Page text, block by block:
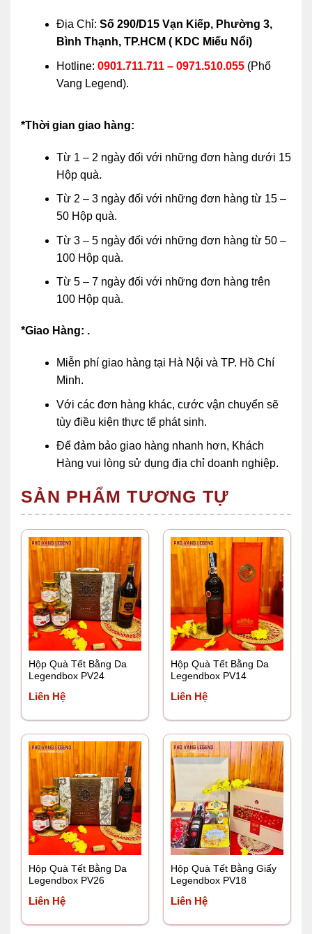
Địa Chỉ: Số 290/D15 Vạn Kiếp, Phường 3,
Bình Thạnh, TP.HCM ( KDC Miếu Nổi)
Hotline: 0901.711.711 – 0971.510.055(Phố
Vang Legend).
*Thời gian giao hàng:
Từ 1 – 2 ngày đối với những đơn hàng dưới 15
Hộp quà.
Từ 2 – 3 ngày đối với những đơn hàng từ 15 –
50 Hộp quà.
Từ 3 – 5 ngày đối với những đơn hàng từ 50 –
100 Hộp quà.
Từ 5 – 7 ngày đối với những đơn hàng trên
100 Hộp quà.
*Giao Hàng: .
Miễn phí giao hàng tại Hà Nội và TP. Hồ Chí
Minh.
Với các đơn hàng khác, cước vận chuyển sẽ
tùy điều kiện thực tế phát sinh.
Để đảm bảo giao hàng nhanh hơn, Khách
Hàng vui lòng sử dụng địa chỉ doanh nghiệp.
SẢN PHẨM TƯƠNG TỰ
Hộp Quà Tết Bằng Da
Legendbox PV24
Liên Hệ
Hộp Quà Tết Bằng Da
Legendbox PV14
Liên Hệ
Hộp Quà Tết Bằng Da
Legendbox PV26
Liên Hệ
Hộp Quà Tết Bằng Giấy
Legendbox PV18
Liên Hệ